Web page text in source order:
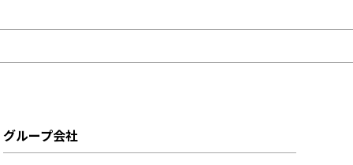
グループ会社